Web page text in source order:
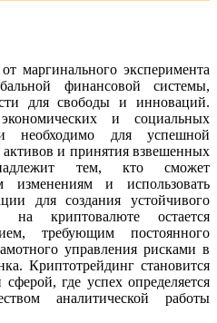
маргинального эксперимента
финансовой системы,
для свободы и инноваций.
и социальных
необходимо для успешной
и принятия взвешенных
тем, кто сможет
изменениям и использовать
для создания устойчивого
на криптовалюте остается
требующим постоянного
управления рисками в
Криптотрейдинг становится
где успех определяется
аналитической работы